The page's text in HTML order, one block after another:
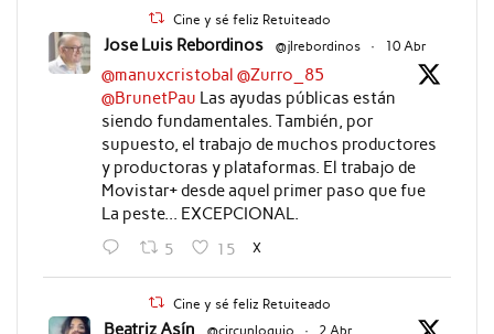
Cine y sé feliz Retuiteado
Jose Luis Rebordinos @jlrebordinos · 10 Abr
@manuxcristobal @Zurro_85
@BrunetPau Las ayudas públicas están
siendo fundamentales. También, por
supuesto, el trabajo de muchos productores
y productoras y plataformas. El trabajo de
Movistar+ desde aquel primer paso que fue
La peste... EXCEPCIONAL.
5 15 X
Cine y sé feliz Retuiteado
Beatriz Asín @circunloquio · 2 Abr